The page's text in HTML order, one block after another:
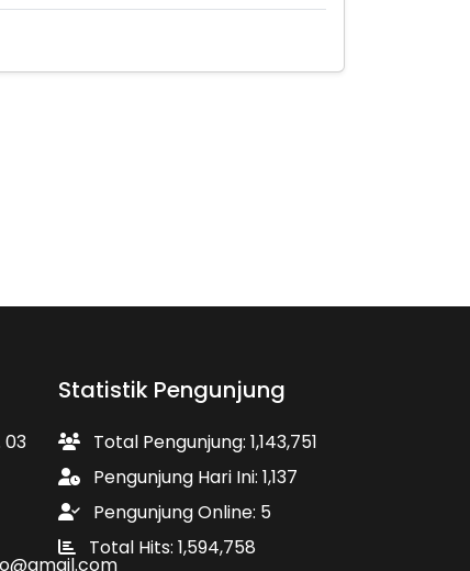
03
Statistik Pengunjung
Total Pengunjung: 1,143,751
Pengunjung Hari Ini: 1,137
Pengunjung Online: 5
Total Hits: 1,594,758